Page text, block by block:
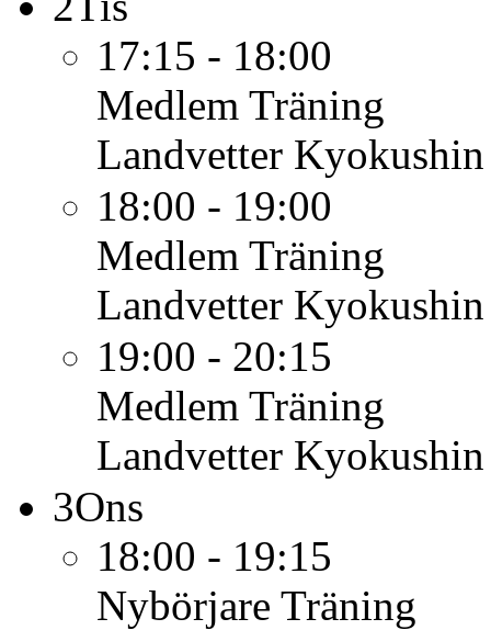
17:15 - 18:00
Medlem Träning
Landvetter
18:00 - 19:00
Medlem Träning
Landvetter
19:00 - 20:15
Medlem Träning
Landvetter
3Ons
18:00 - 19:15
Nybörjare Träning